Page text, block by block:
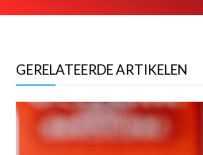
GERELATEERDE ARTIKELEN